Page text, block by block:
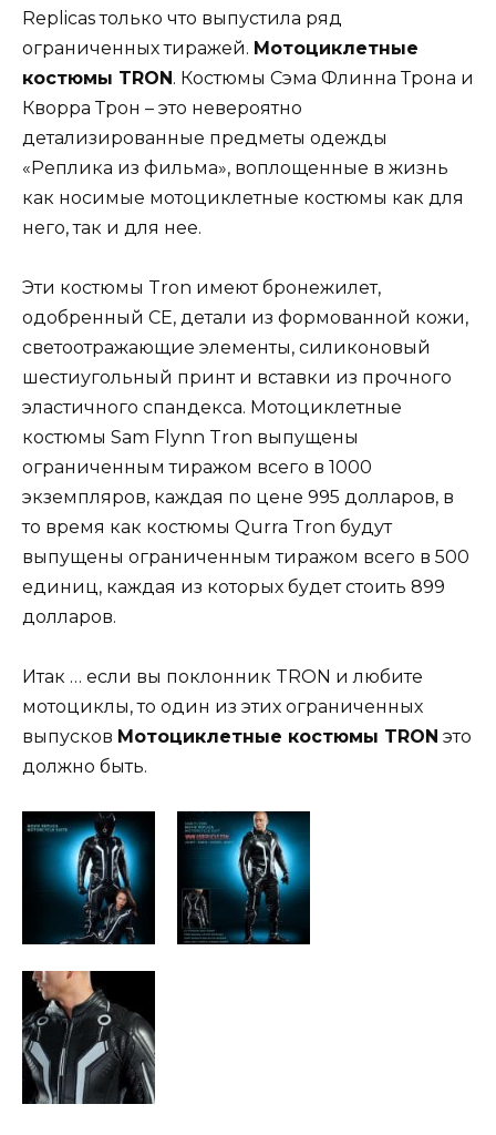
Replicas только что выпустила ряд
ограниченных тиражей. Мотоциклетные
костюмы TRON. Костюмы Сэма Флинна Трона и
Кворра Трон – это невероятно
детализированные предметы одежды
«Реплика из фильма», воплощенные в жизнь
как носимые мотоциклетные костюмы как для
него, так и для нее.
Эти костюмы Tron имеют бронежилет,
одобренный CE, детали из формованной кожи,
светоотражающие элементы, силиконовый
шестиугольный принт и вставки из прочного
эластичного спандекса. Мотоциклетные
костюмы Sam Flynn Tron выпущены
ограниченным тиражом всего в 1000
экземпляров, каждая по цене 995 долларов, в
то время как костюмы Qurra Tron будут
выпущены ограниченным тиражом всего в 500
единиц, каждая из которых будет стоить 899
долларов.
Итак … если вы поклонник TRON и любите
мотоциклы, то один из этих ограниченных
выпусков Мотоциклетные костюмы TRON это
должно быть.